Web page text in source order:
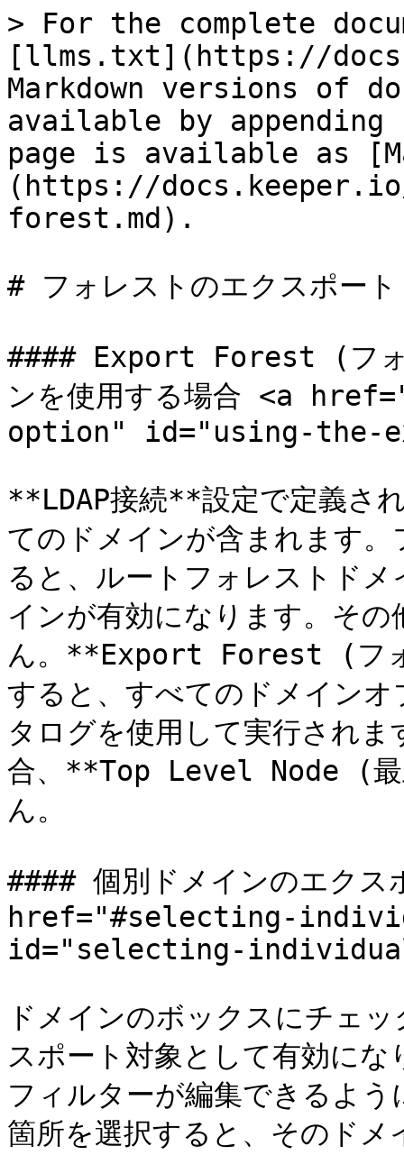
> For the complete
[llms.txt](https://
Markdown versions of
available by
page is available as
(https://
forest.md).
# フォレストのエクスポート
#### Export Forest (フォ
ンを使用する場合 <a
option" id="using-the-
**LDAP接続**設定で定義さ
てのドメインが含まれます
ると、ルートフォレストド
インが有効になります。そ
ん。**Export Forest (フ
すると、すべてのドメイン
タログを使用して実行され
合、**Top Level Node (最
ん。
#### 個別ドメインのエクス
href="#selecting-
id="selecting-
ドメインのボックスにチェ
スポート対象として有効に
フィルターが編集できるよ
箇所を選択すると、そのド